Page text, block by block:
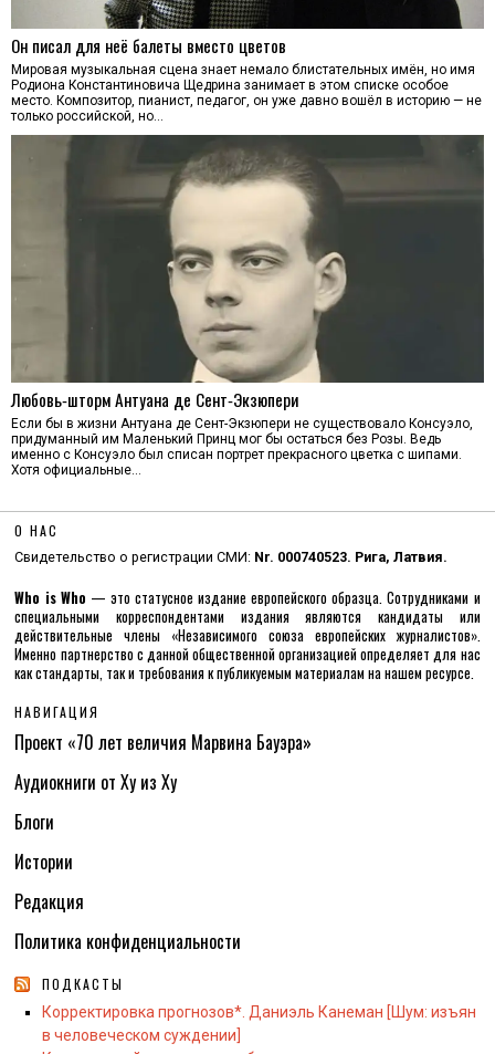
Он писал для неё балеты вместо цветов
Мировая музыкальная сцена знает немало блистательных имён, но имя
Родиона Константиновича Щедрина занимает в этом списке особое
место. Композитор, пианист, педагог, он уже давно вошёл в историю — не
только российской, но…
Любовь‑шторм Антуана де Сент‑Экзюпери
Если бы в жизни Антуана де Сент-Экзюпери не существовало Консуэло,
придуманный им Маленький Принц мог бы остаться без Розы. Ведь
именно с Консуэло был списан портрет прекрасного цветка с шипами.
Хотя официальные…
О НАС
Свидетельство о регистрации СМИ: Nr. 000740523. Рига, Латвия.
Who is Who — это статусное издание европейского образца. Сотрудниками и
специальными корреспондентами издания являются кандидаты или
действительные члены «Независимого союза европейских журналистов».
Именно партнерство с данной общественной организацией определяет для нас
как стандарты, так и требования к публикуемым материалам на нашем ресурсе.
НАВИГАЦИЯ
Проект «70 лет величия Марвина Бауэра»
Аудиокниги от Ху из Ху
Блоги
Истории
Редакция
Политика конфиденциальности
ПОДКАСТЫ
Корректировка прогнозов*. Даниэль Канеман [Шум: изъян
в человеческом суждении]